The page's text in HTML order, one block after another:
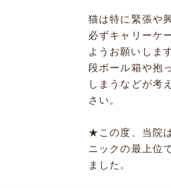
猫は特に緊張や
必ずキャリーケ
ようお願いします
段ボール箱や抱
しまうなどが考
さい。
★この度、当院
ニックの最上位
ました。